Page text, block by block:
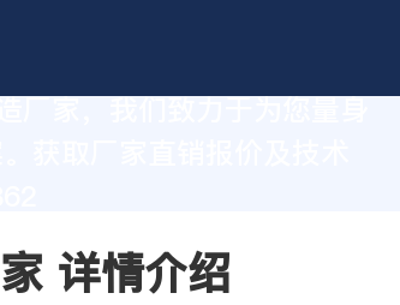
获取厂家直销报价及技术
详情介绍